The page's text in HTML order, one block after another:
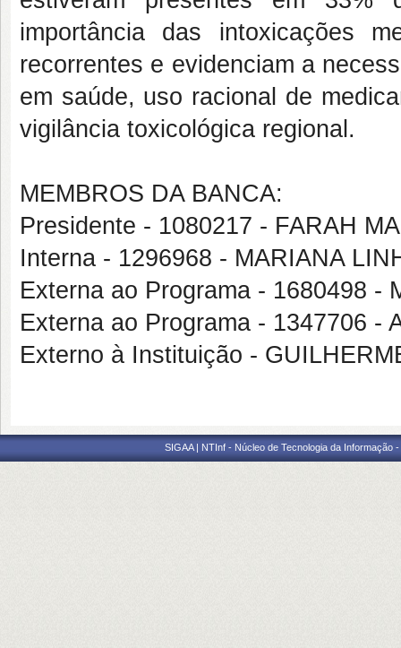
importância das intoxicações
recorrentes e evidenciam a
em saúde, uso racional de
vigilância toxicológica regional.
MEMBROS DA BANCA:
Presidente - 1080217 - FARAH
Interna - 1296968 - MARIANA
Externa ao Programa - 1680498 -
Externa ao Programa - 1347706 -
Externo à Instituição -
SIGAA | NTInf - Núcleo de Tecnologia da